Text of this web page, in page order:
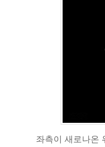
좌측이 새로나온